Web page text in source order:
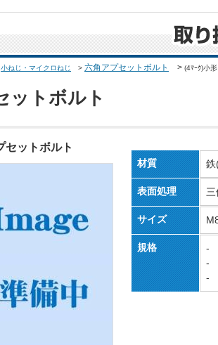
小ねじ・マイクロねじ > 六角アプセットボルト > (4ﾏｰｸ)小
ットボルト
セットボルト
材質 鉄
表面処理
サイズ
規格
-
-
-